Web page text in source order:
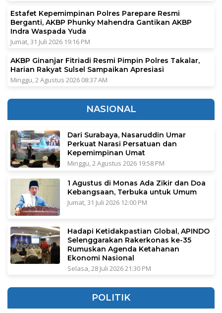
Estafet Kepemimpinan Polres Parepare Resmi
Berganti, AKBP Phunky Mahendra Gantikan AKBP
Indra Waspada Yuda
Jumat, 31 Juli 2026 19:16 PM
AKBP Ginanjar Fitriadi Resmi Pimpin Polres Takalar,
Harian Rakyat Sulsel Sampaikan Apresiasi
Minggu, 2 Agustus 2026 08:37 AM
NASIONAL
Dari Surabaya, Nasaruddin Umar
Perkuat Narasi Persatuan dan
Kepemimpinan Umat
Minggu, 2 Agustus 2026 19:58 PM
1 Agustus di Monas Ada Zikir dan Doa
Kebangsaan, Terbuka untuk Umum
Jumat, 31 Juli 2026 12:00 PM
Hadapi Ketidakpastian Global, APINDO
Selenggarakan Rakerkonas ke-35
Rumuskan Agenda Ketahanan
Ekonomi Nasional
Selasa, 28 Juli 2026 21:30 PM
POLITIK